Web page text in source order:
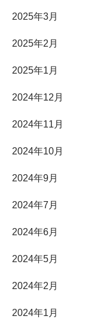
2025年3月
2025年2月
2025年1月
2024年12月
2024年11月
2024年10月
2024年9月
2024年7月
2024年6月
2024年5月
2024年2月
2024年1月